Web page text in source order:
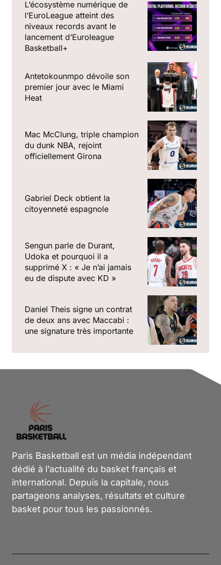
L’écosystème numérique de
l’EuroLeague atteint des
niveaux records avant le
lancement d’Euroleague
Basketball+
Antetokounmpo dévoile son
premier jour avec le Miami
Heat
Mac McClung, triple champion
du dunk NBA, rejoint
officiellement Girona
Gabriel Deck obtient la
citoyenneté espagnole
Sengun parle de Durant,
Udoka et pourquoi il a
supprimé X : « Je n’ai jamais
eu de dispute avec KD »
Daniel Theis signe un contrat
de deux ans avec Maccabi :
une signature très importante
Paris Basketball est un média indépendant
dédié à l’actualité du basket français et
international. Depuis la capitale, nous
partageons analyses, résultats et culture
basket pour tous les passionnés.